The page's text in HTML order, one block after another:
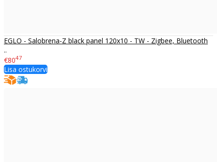
EGLO - Salobrena-Z black panel 120x10 - TW - Zigbee, Bluetooth
..
€8047
Lisa ostukorvi